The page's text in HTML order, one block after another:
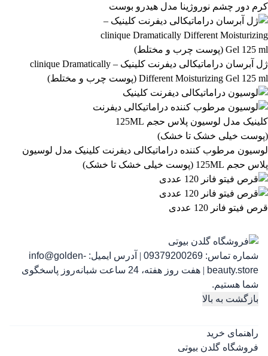
ROVENA 36
فیلتر بر اساس دسته بندی:
آرایشی و بهداشتی 558 بهداشتی و پوستی
رژ لب مدادی لچیک
کرم دور چشم نوروژینا مدل هیدرو بوست
ژل آبرسان دراماتیکالی دیفرنت کلینیک – clinique Dramatically
Different Moisturizing Gel 125 ml (پوست چرب و مختلط)
لوسیون مرطوب کننده دراماتیکالی دیفرنت کلینیک مدل لوسیون
پلاس حجم 125ML (پوست خیلی خشک تا خشک)
قرص فیتو فانر 120 عددی
شماره تماس: 09379200269
| آدرس ایمیل: info@golden-
beauty.store
|
هفت روز هفته، 24 ساعت شبانه‌روز پاسخگوی
شما هستیم.
بازگشت به بالا
راهنمای خرید
فروشگاه گلدن بیوتی